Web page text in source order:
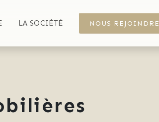
LA SOCIÉTÉ NOUS REJOINDRE